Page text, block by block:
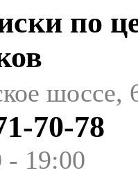
по
шоссе,
70-78
19:00